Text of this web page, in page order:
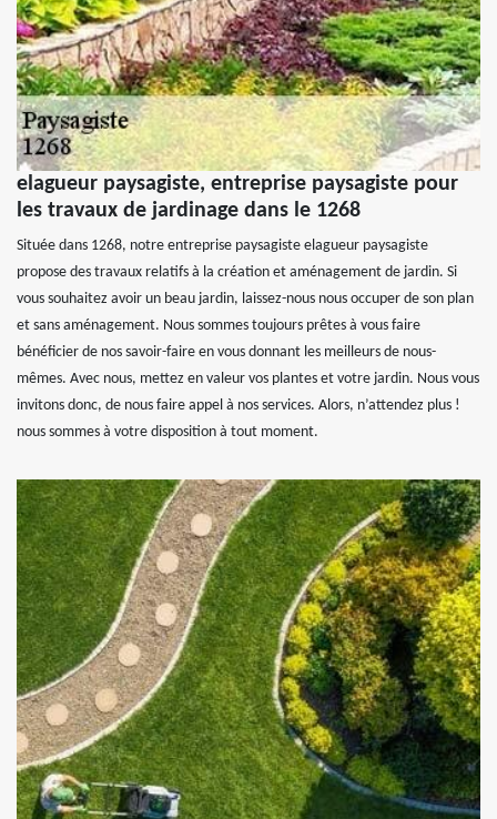
elagueur paysagiste, entreprise paysagiste pour
les travaux de jardinage dans le 1268
Située dans 1268, notre entreprise paysagiste elagueur paysagiste
propose des travaux relatifs à la création et aménagement de jardin. Si
vous souhaitez avoir un beau jardin, laissez-nous nous occuper de son plan
et sans aménagement. Nous sommes toujours prêtes à vous faire
bénéficier de nos savoir-faire en vous donnant les meilleurs de nous-
mêmes. Avec nous, mettez en valeur vos plantes et votre jardin. Nous vous
invitons donc, de nous faire appel à nos services. Alors, n’attendez plus !
nous sommes à votre disposition à tout moment.